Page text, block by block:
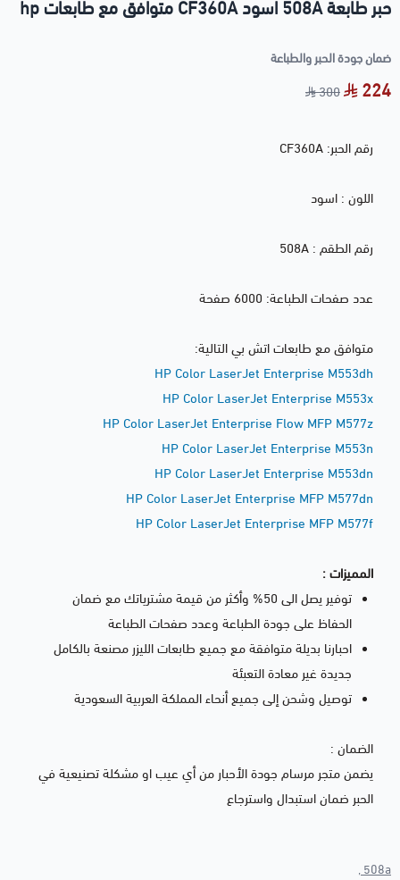
حبر طابعة 508A اسود CF360A متوافق مع طابعات hp
ضمان جودة الحبر والطباعة
224
300
رقم الحبر: CF360A
اللون : اسود
رقم الطقم : 508A
عدد صفحات الطباعة: 6000 صفحة
متوافق مع طابعات اتش بي التالية:
HP Color LaserJet Enterprise M553dh
HP Color LaserJet Enterprise M553x
HP Color LaserJet Enterprise Flow MFP M577z
HP Color LaserJet Enterprise M553n
HP Color LaserJet Enterprise M553dn
HP Color LaserJet Enterprise MFP M577dn
HP Color LaserJet Enterprise MFP M577f
المميزات :
توفير يصل الى 50% وأكثر من قيمة مشترياتك مع ضمان
الحفاظ على جودة الطباعة وعدد صفحات الطباعة
احبارنا بديلة متوافقة مع جميع طابعات الليزر مصنعة بالكامل
جديدة غير معادة التعبئة
توصيل وشحن إلى جميع أنحاء المملكة العربية السعودية
الضمان :
يضمن متجر مرسام جودة الأحبار من أي عيب او مشكلة تصنيعية في
الحبر ضمان استبدال واسترجاع
508a ,